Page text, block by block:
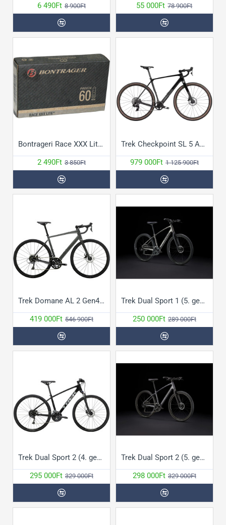
6 490Ft 8 900Ft
55 000Ft 78 900Ft
Bontrageri Race XXX Lite belső gumi
2 490Ft 3 850Ft
Trek Checkpoint SL 5 AXS Gen3 kerékpár
979 000Ft 1 125 900Ft
Trek Domane AL 2 Gen4 kerékpár
419 000Ft 546 900Ft
Trek Dual Sport 1 (5. generáció) kerékpár
250 000Ft 289 000Ft
Trek Dual Sport 2 (4. gen telós) kerékpár (2023)
295 000Ft 329 000Ft
Trek Dual Sport 2 (5. generáció) kerékpár
298 000Ft 329 000Ft